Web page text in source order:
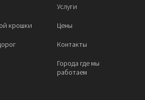
крошки
Услуги
Цены
Контакты
Города где мы
работаем